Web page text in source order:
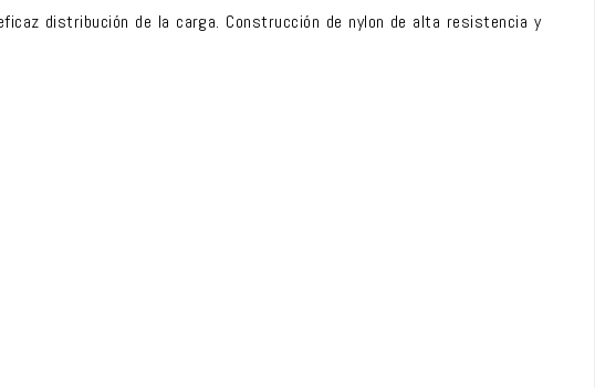
distribución de la carga. Construcción de nylon de alta resistencia y